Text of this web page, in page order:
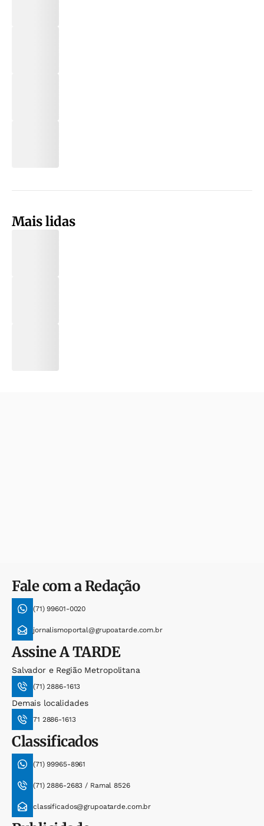
Mais lidas
Fale com a Redação
(71) 99601-0020
jornalismoportal@grupoatarde.com.br
AssineA TARDE
Salvador e Região Metropolitana
(71) 2886-1613
Demais localidades
71 2886-1613
Classificados
(71) 99965-8961
(71) 2886-2683 / Ramal 8526
classificados@grupoatarde.com.br